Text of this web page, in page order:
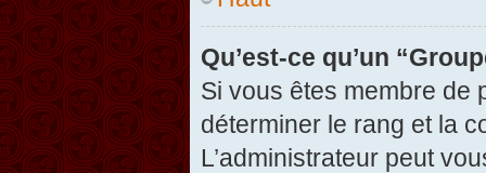
Qu’est-ce qu’un
Si vous êtes membre de
déterminer le rang et la
L’administrateur peut